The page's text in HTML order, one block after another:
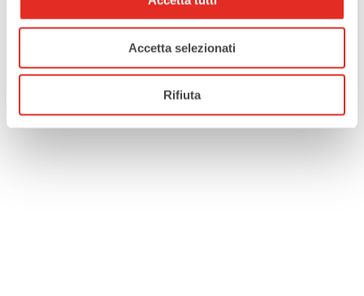
Accetta selezionati
Rifiuta